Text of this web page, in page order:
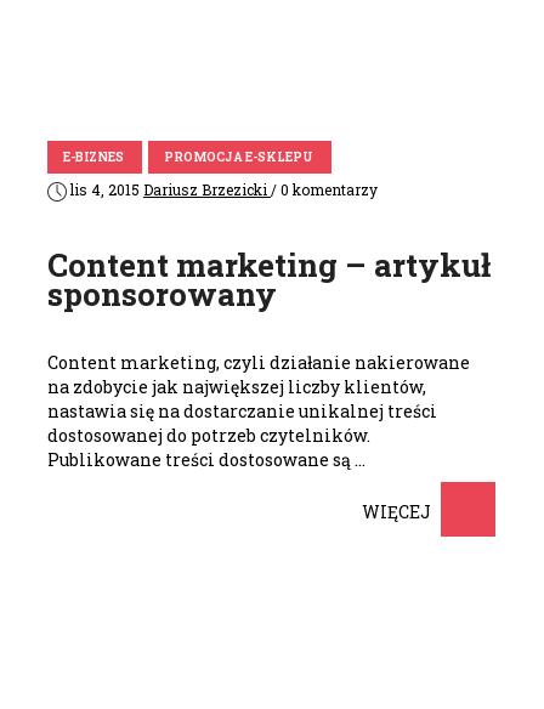
E-BIZNES PROMOCJA E-SKLEPU
lis 4, 2015 Dariusz Brzezicki / 0 komentarzy
Content marketing – artykuł
sponsorowany
Content marketing, czyli działanie nakierowane
na zdobycie jak największej liczby klientów,
nastawia się na dostarczanie unikalnej treści
dostosowanej do potrzeb czytelników.
Publikowane treści dostosowane są …
WIĘCEJ